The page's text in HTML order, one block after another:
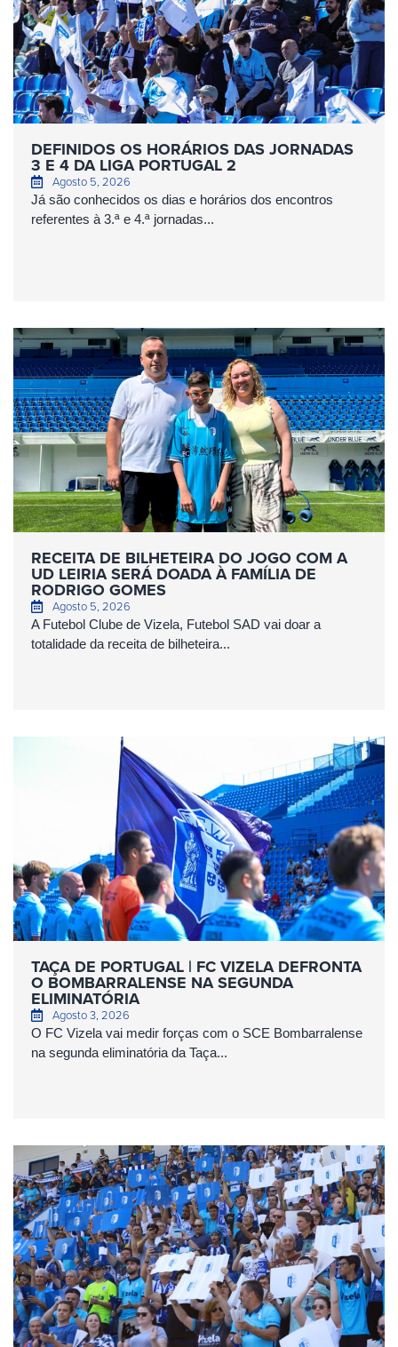
DEFINIDOS OS HORÁRIOS DAS JORNADAS
3 E 4 DA LIGA PORTUGAL 2
Agosto 5, 2026
Já são conhecidos os dias e horários dos encontros
referentes à 3.ª e 4.ª jornadas...
RECEITA DE BILHETEIRA DO JOGO COM A
UD LEIRIA SERÁ DOADA À FAMÍLIA DE
RODRIGO GOMES
Agosto 5, 2026
A Futebol Clube de Vizela, Futebol SAD vai doar a
totalidade da receita de bilheteira...
TAÇA DE PORTUGAL | FC VIZELA DEFRONTA
O BOMBARRALENSE NA SEGUNDA
ELIMINATÓRIA
Agosto 3, 2026
O FC Vizela vai medir forças com o SCE Bombarralense
na segunda eliminatória da Taça...